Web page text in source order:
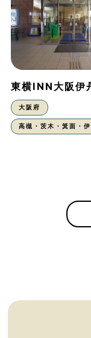
東横INN大阪伊
大阪府
高槻・茨木・箕面・